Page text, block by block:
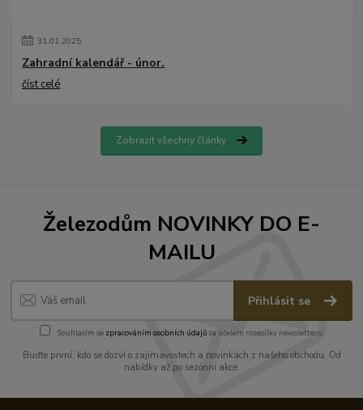
31.01.2025
Zahradní kalendář - únor.
číst celé
Zobrazit všechny články
Železodům NOVINKY DO E-
MAILU
Přihlásit se
Souhlasím se zpracováním osobních údajůza účelem rozesílky newsletteru.
Buďte první, kdo se dozví o zajímavostech a novinkách z našeho obchodu. Od
nabídky až po sezónní akce.